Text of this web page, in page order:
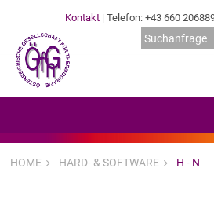
Kontakt | Telefon: +43 660
HOME HARD- & SOFTWARE H - N